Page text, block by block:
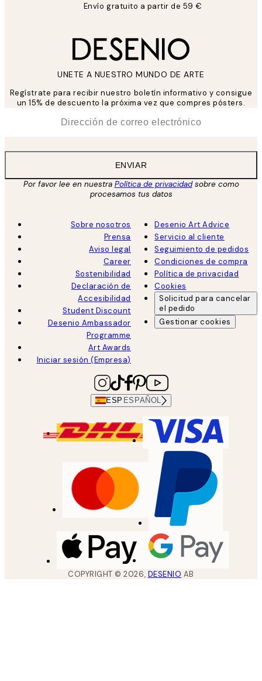
Envío gratuito a partir de 59 €
UNETE A NUESTRO MUNDO DE ARTE
Regístrate para recibir nuestro boletín informativo y consigue
un 15% de descuento la próxima vez que compres pósters.
ENVIAR
Por favor lee en nuestra Política de privacidadsobre como
procesamos tus datos
Sobre nosotros
Prensa
Aviso legal
Career
Sostenibilidad
Declaración de
Accesibilidad
Student Discount
Desenio Ambassador
Programme
Art Awards
Iniciar sesión (Empresa)
Desenio Art Advice
Servicio al cliente
Seguimiento de pedidos
Condiciones de compra
Política de privacidad
Cookies
Solicitud para cancelar
el pedido
Gestionar cookies
ESP ESPAÑOL
COPYRIGHT ©2026, DESENIO AB